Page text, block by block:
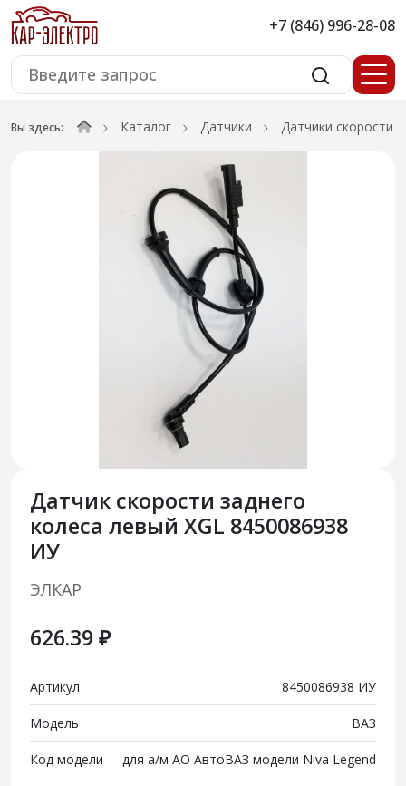
+7 (846) 996-28-08
Вы здесь: Каталог Датчики Датчики скорости
Датчик скорости заднего
колеса левый XGL 8450086938
ИУ
ЭЛКАР
626.39 ₽
Артикул 8450086938 ИУ
Модель ВАЗ
Код модели для а/м АО АвтоВАЗ модели Niva Legend